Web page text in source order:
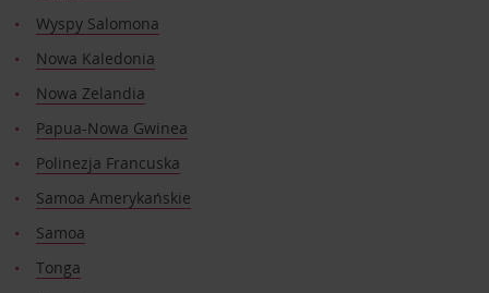
Wyspy Salomona
Nowa Kaledonia
Nowa Zelandia
Papua-Nowa Gwinea
Polinezja Francuska
Samoa Amerykańskie
Samoa
Tonga